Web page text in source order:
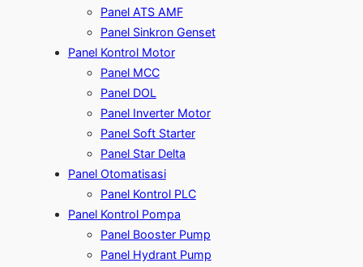
Panel ATS AMF
Panel Sinkron Genset
Panel Kontrol Motor
Panel MCC
Panel DOL
Panel Inverter Motor
Panel Soft Starter
Panel Star Delta
Panel Otomatisasi
Panel Kontrol PLC
Panel Kontrol Pompa
Panel Booster Pump
Panel Hydrant Pump